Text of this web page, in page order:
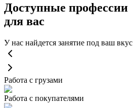
Доступные профессии
для вас
У нас найдется занятие под ваш вкус
Работа с грузами
Работа с покупателями